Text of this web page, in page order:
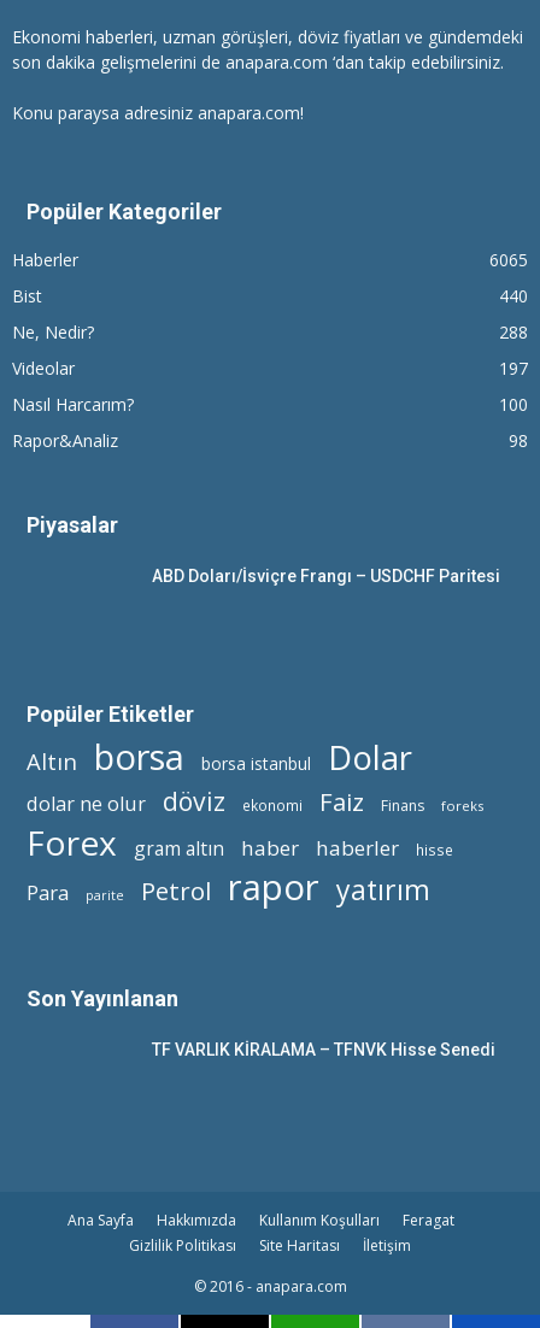
Ekonomi haberleri, uzman görüşleri, döviz fiyatları ve gündemdeki
son dakika gelişmelerini de anapara.com ‘dan takip edebilirsiniz.
Konu paraysa adresiniz anapara.com!
Popüler Kategoriler
Haberler
6065
Bist
440
Ne, Nedir?
288
Videolar
197
Nasıl Harcarım?
100
Rapor&Analiz
98
Piyasalar
ABD Doları/İsviçre Frangı – USDCHF Paritesi
Popüler Etiketler
Altın borsa borsa istanbul Dolar
dolar ne olur döviz ekonomi Faiz Finans foreks
Forex gram altın haber haberler hisse
Para parite Petrol rapor yatırım
Son Yayınlanan
TF VARLIK KİRALAMA – TFNVK Hisse Senedi
Ana Sayfa Hakkımızda Kullanım Koşulları
Feragat
Gizlilik Politikası
Site Haritası
İletişim
© 2016 - anapara.com